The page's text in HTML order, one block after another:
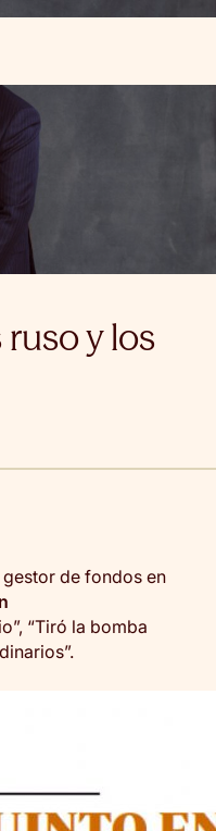
ruso y los
de fondos en
“Tiró la bomba